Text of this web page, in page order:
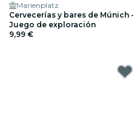
Marienplatz
Cervecerías y bares de Múnich -
Juego de exploración
9,99 €